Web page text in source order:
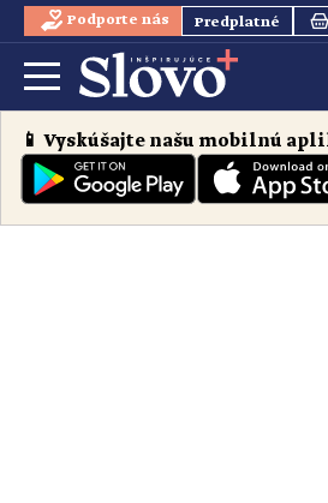
Podporte nás Predplatné
📱 Vyskúšajte našu mobilnú